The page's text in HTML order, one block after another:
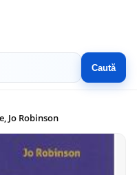
Caută
Jo Robinson